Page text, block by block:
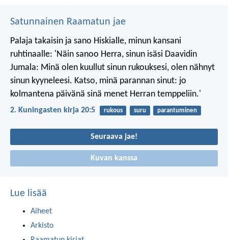
Satunnainen Raamatun jae
Palaja takaisin ja sano Hiskialle, minun kansani
ruhtinaalle: 'Näin sanoo Herra, sinun isäsi Daavidin
Jumala: Minä olen kuullut sinun rukouksesi, olen nähnyt
sinun kyyneleesi. Katso, minä parannan sinut: jo
kolmantena päivänä sinä menet Herran temppeliin.'
2. Kuningasten kirja 20:5 rukous suru parantuminen
Seuraava jae!
Kuvan kanssa
Lue lisää
Aiheet
Arkisto